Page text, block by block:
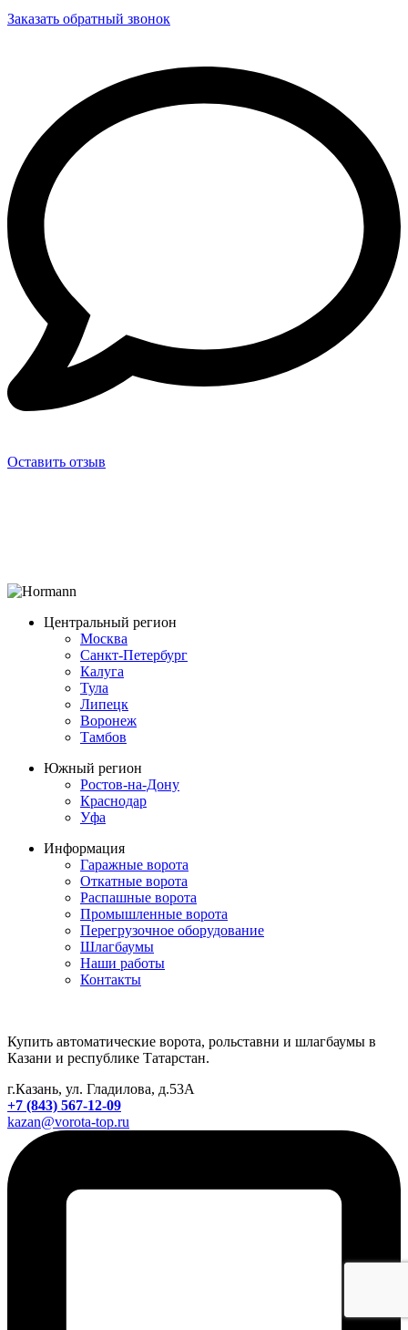
Заказать обратный звонок
Оставить отзыв
Центральный регион
Москва
Санкт-Петербург
Калуга
Тула
Липецк
Воронеж
Тамбов
Южный регион
Ростов-на-Дону
Краснодар
Уфа
Информация
Гаражные ворота
Откатные ворота
Распашные ворота
Промышленные ворота
Перегрузочное оборудование
Шлагбаумы
Наши работы
Контакты
Купить автоматические ворота, рольставни и шлагбаумы в
Казани и республике Татарстан.
г.Казань, ул. Гладилова, д.53А
+7 (843) 567-12-09
kazan@vorota-top.ru